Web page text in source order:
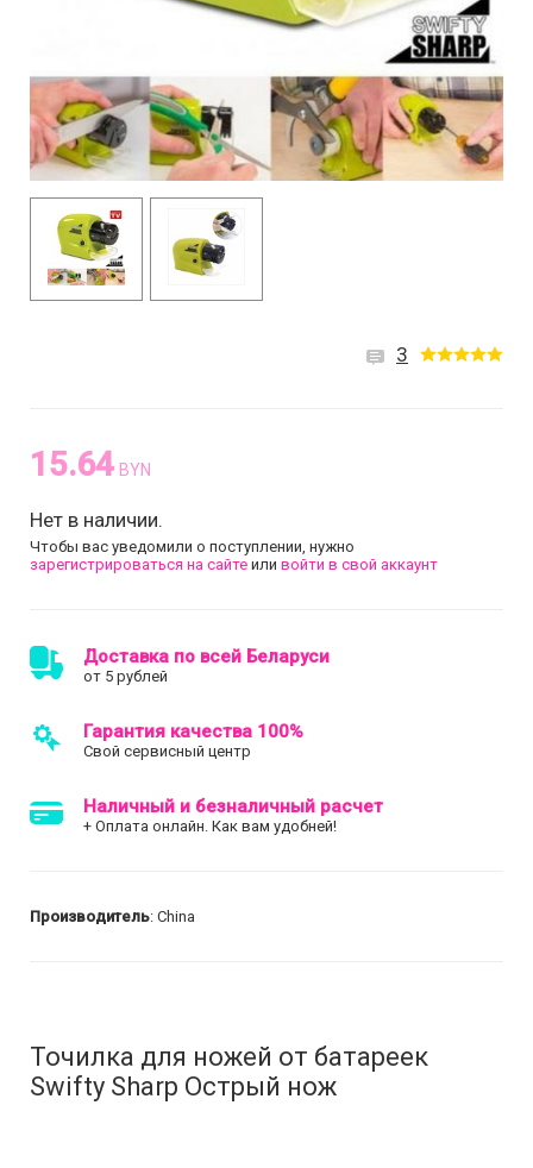
3
15.64 BYN
Нет в наличии.
Чтобы вас уведомили о поступлении, нужно
зарегистрироваться на сайте или войти в свой аккаунт
Доставка по всей Беларуси
от 5 рублей
Гарантия качества 100%
Свой сервисный центр
Наличный и безналичный расчет
+ Оплата онлайн. Как вам удобней!
Производитель: China
Точилка для ножей от батареек
Swifty Sharp Острый нож